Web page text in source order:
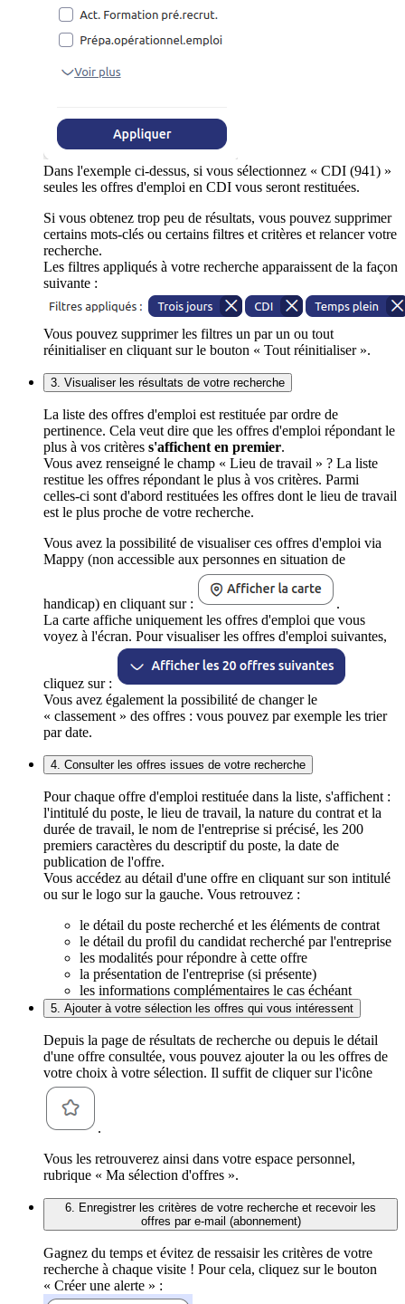
Dans l'exemple ci-dessus, si vous sélectionnez « CDI (941) »
seules les offres d'emploi en CDI vous seront restituées.
Si vous obtenez trop peu de résultats, vous pouvez supprimer
certains mots-clés ou certains filtres et critères et relancer votre
recherche.
Les filtres appliqués à votre recherche apparaissent de la façon
suivante :
Vous pouvez supprimer les filtres un par un ou tout
réinitialiser en cliquant sur le bouton « Tout réinitialiser ».
3. Visualiser les résultats de votre recherche
La liste des offres d'emploi est restituée par ordre de
pertinence. Cela veut dire que les offres d'emploi répondant le
plus à vos critères s'affichent en premier.
Vous avez renseigné le champ « Lieu de travail » ? La liste
restitue les offres répondant le plus à vos critères. Parmi
celles-ci sont d'abord restituées les offres dont le lieu de travail
est le plus proche de votre recherche.
Vous avez la possibilité de visualiser ces offres d'emploi via
Mappy (non accessible aux personnes en situation de
handicap) en cliquant sur :
.
La carte affiche uniquement les offres d'emploi que vous
voyez à l'écran. Pour visualiser les offres d'emploi suivantes,
cliquez sur :
Vous avez également la possibilité de changer le
« classement » des offres : vous pouvez par exemple les trier
par date.
4. Consulter les offres issues de votre recherche
Pour chaque offre d'emploi restituée dans la liste, s'affichent :
l'intitulé du poste, le lieu de travail, la nature du contrat et la
durée de travail, le nom de l'entreprise si précisé, les 200
premiers caractères du descriptif du poste, la date de
publication de l'offre.
Vous accédez au détail d'une offre en cliquant sur son intitulé
ou sur le logo sur la gauche. Vous retrouvez :
le détail du poste recherché et les éléments de contrat
le détail du profil du candidat recherché par l'entreprise
les modalités pour répondre à cette offre
la présentation de l'entreprise (si présente)
les informations complémentaires le cas échéant
5. Ajouter à votre sélection les offres qui vous intéressent
Depuis la page de résultats de recherche ou depuis le détail
d'une offre consultée, vous pouvez ajouter la ou les offres de
votre choix à votre sélection. Il suffit de cliquer sur l'icône
.
Vous les retrouverez ainsi dans votre espace personnel,
rubrique « Ma sélection d'offres ».
6. Enregistrer les critères de votre recherche et recevoir les
offres par e-mail (abonnement)
Gagnez du temps et évitez de ressaisir les critères de votre
recherche à chaque visite ! Pour cela, cliquez sur le bouton
« Créer une alerte » :